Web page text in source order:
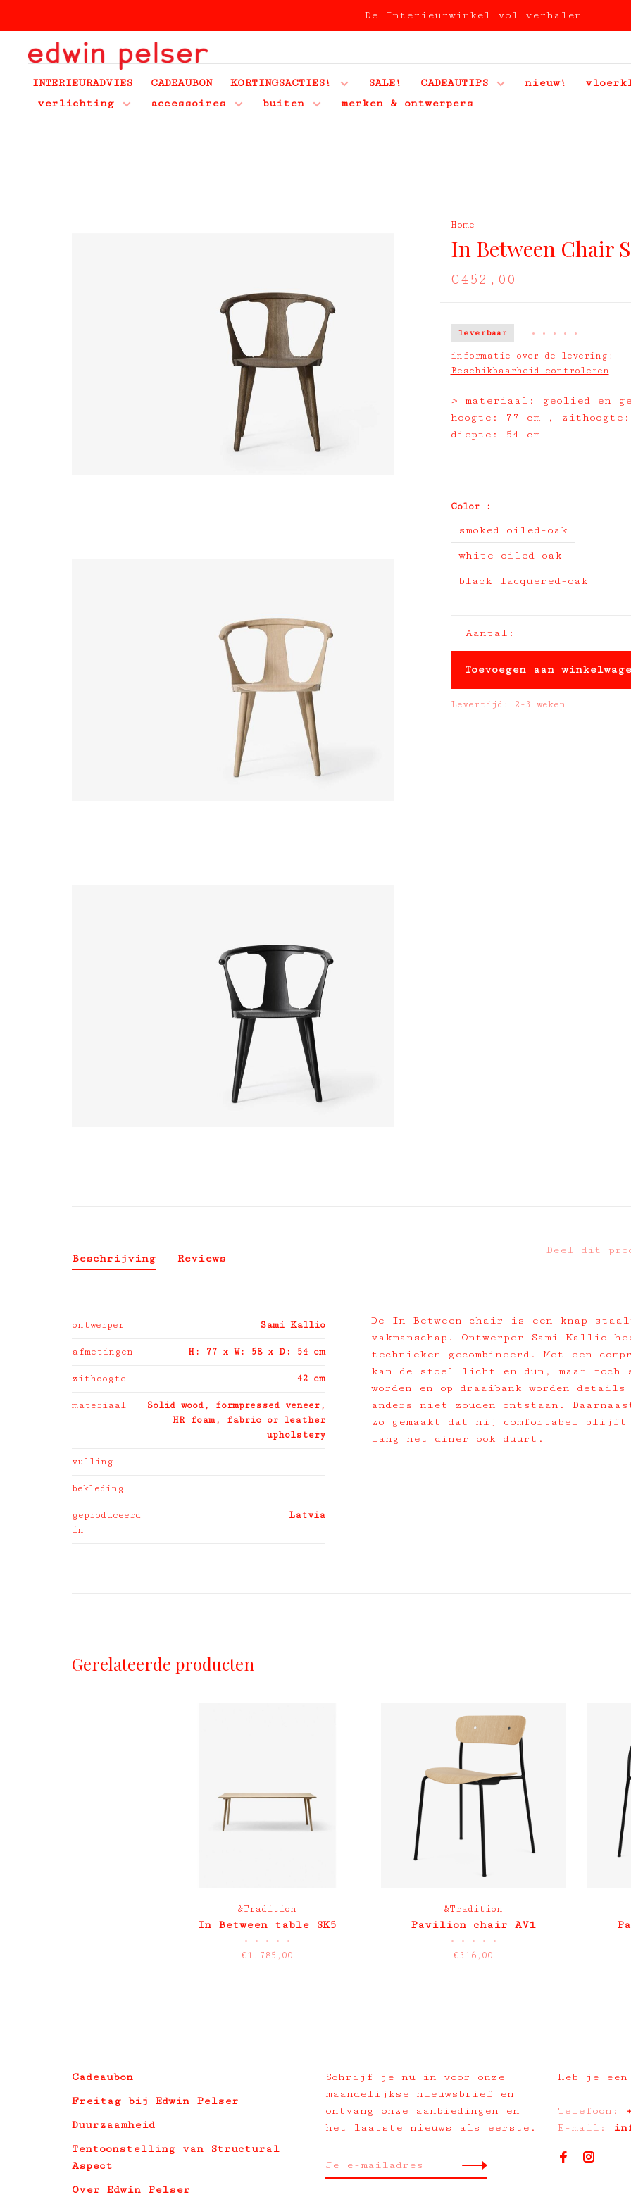
De Interieurwinkel vol verhalen
INTERIEURADVIES CADEAUBON KORTINGSACTIES! SALE! CADEAUTIPS nieuw!
verlichting
accessoires buiten merken & ontwerpers
Home
In Between Chair
€452,00
leverbaar • • • • •
informatie over de levering:
Beschikbaarheid controleren
> materiaal: geolied en
hoogte: 77 cm ,
diepte: 54 cm
Color :
smoked oiled-oak
white-oiled oak
black lacquered-oak
Aantal:
Toevoegen aan
Levertijd: 2-3 weken
Deel dit
Beschrijving Reviews
ontwerper Sami Kallio
afmetingen H: 77 x W: 58 x D: 54 cm
zithoogte 42 cm
materiaal
Solid wood, formpressed veneer,
HR foam, fabric or leather
upholstery
vulling
bekleding
geproduceerd
in
Latvia
De In Between chair is een knap
vakmanschap. Ontwerper Sami Kallio
technieken gecombineerd. Met een
kan de stoel licht en dun, maar toch
worden en op draaibank worden
anders niet zouden ontstaan.
zo gemaakt dat hij comfortabel
lang het diner ook duurt.
Gerelateerde producten
&Tradition
In Between table SK5
• • • • •
€1.785,00
&Tradition
Pavilion chair AV1
• • • • •
€316,00
Cadeaubon
Freitag bij Edwin Pelser
Duurzaamheid
Tentoonstelling van Structural
Aspect
Over Edwin Pelser
Schrijf je nu in voor onze
maandelijkse nieuwsbrief en
ontvang onze aanbiedingen en
het laatste nieuws als eerste.
Heb je een
Telefoon:
E-mail: